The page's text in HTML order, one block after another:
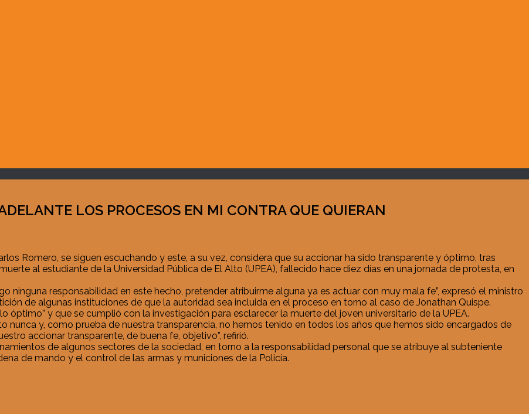
LOS PROCESOS EN MI CONTRA QUE QUIERAN
Romero, se siguen escuchando y este, a su vez, considera que su accionar ha sido transparente y óptimo, tras
al estudiante de la Universidad Pública de El Alto (UPEA), fallecido hace diez días en una jornada de protesta, en
ninguna responsabilidad en este hecho, pretender atribuirme alguna ya es actuar con muy mala fe”, expresó el ministro
de algunas instituciones de que la autoridad sea incluida en el proceso en torno al caso de Jonathan Quispe.
óptimo” y que se cumplió con la investigación para esclarecer la muerte del joven universitario de la UPEA.
nunca y, como prueba de nuestra transparencia, no hemos tenido en todos los años que hemos sido encargados de
accionar transparente, de buena fe, objetivo”, refirió.
de algunos sectores de la sociedad, en torno a la responsabilidad personal que se atribuye al subteniente
de mando y el control de las armas y municiones de la Policía.